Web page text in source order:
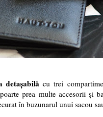
detașabilăcu trei
prea multe accesorii și
în buzunarul unui sacou